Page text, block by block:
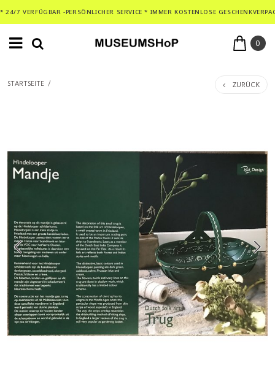
* 24/7 VERFÜGBAR -PERSÖNLICHER SERVICE * IMMER KOSTENLOSE
0
STARTSEITE / ZURÜCK